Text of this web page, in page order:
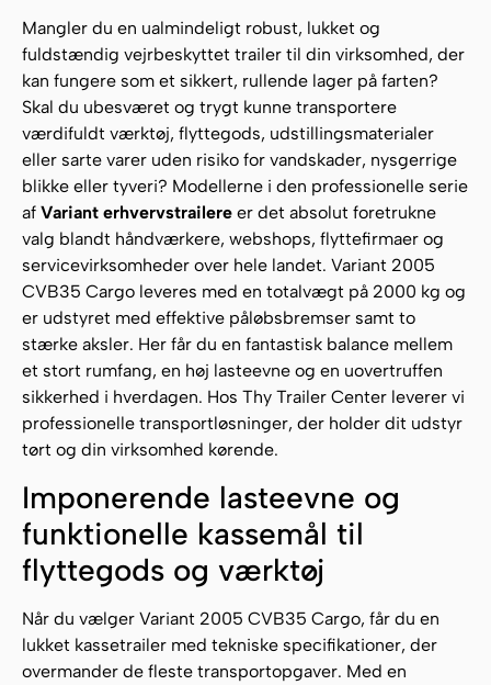
Mangler du en ualmindeligt robust, lukket og
fuldstændig vejrbeskyttet trailer til din virksomhed, der
kan fungere som et sikkert, rullende lager på farten?
Skal du ubesværet og trygt kunne transportere
værdifuldt værktøj, flyttegods, udstillingsmaterialer
eller sarte varer uden risiko for vandskader, nysgerrige
blikke eller tyveri? Modellerne i den professionelle serie
af Variant erhvervstrailere er det absolut foretrukne
valg blandt håndværkere, webshops, flyttefirmaer og
servicevirksomheder over hele landet. Variant 2005
CVB35 Cargo leveres med en totalvægt på 2000 kg og
er udstyret med effektive påløbsbremser samt to
stærke aksler. Her får du en fantastisk balance mellem
et stort rumfang, en høj lasteevne og en uovertruffen
sikkerhed i hverdagen. Hos Thy Trailer Center leverer vi
professionelle transportløsninger, der holder dit udstyr
tørt og din virksomhed kørende.
Imponerende lasteevne og
funktionelle kassemål til
flyttegods og værktøj
Når du vælger Variant 2005 CVB35 Cargo, får du en
lukket kassetrailer med tekniske specifikationer, der
overmander de fleste transportopgaver. Med en